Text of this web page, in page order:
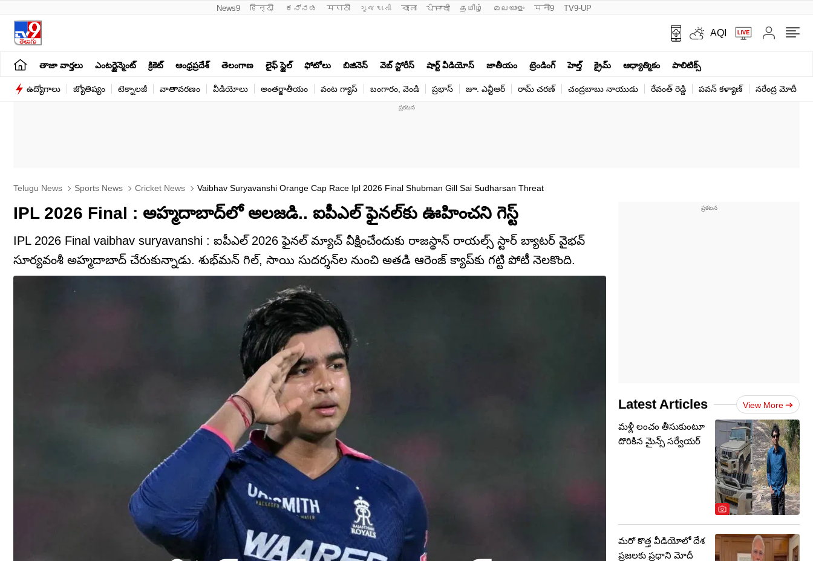
News9 हिन्दी ಕನ್ನಡ मराठी ગુજરાતી বাংলা ਪੰਜਾਬੀ தமிழ் മലയാളം मनी9 TV9-UP
AQI
తాజా వార్తలు ఎంటర్టైన్మెంట్ క్రికెట్ ఆంధ్రప్రదేశ్ తెలంగాణ లైఫ్ స్టైల్ ఫోటోలు బిజినెస్ వెబ్ స్టోరీస్ షార్ట్ వీడియోస్ జాతీయం ట్రెండింగ్ హెల్త్‌ క్రైమ్ ఆధ్యాత్మికం పాలిటిక్స్‌
ఉద్యోగాలు జ్యోతిష్యం టెక్నాలజీ వాతావరణం వీడియోలు అంతర్జాతీయం వంట గ్యాస్ బంగారం, వెండి ప్రభాస్ జూ. ఎన్టీఆర్ రామ్ చ‌ర‌ణ్‌ చంద్రబాబు నాయుడు రేవంత్ రెడ్డి పవన్ కళ్యాణ్ నరేంద్ర మోదీ
Telugu News Sports News Cricket News Vaibhav Suryavanshi Orange Cap Race Ipl 2026 Final Shubman Gill Sai Sudharsan Threat
IPL 2026 Final : అహ్మదాబాద్‌లో అలజడి.. ఐపీఎల్ ఫైనల్‌కు ఊహించని గెస్ట్
IPL 2026 Final vaibhav suryavanshi : ఐపీఎల్ 2026 ఫైనల్ మ్యాచ్ వీక్షించేందుకు రాజస్థాన్ రాయల్స్ స్టార్ బ్యాటర్ వైభవ్
సూర్యవంశీ అహ్మదాబాద్ చేరుకున్నాడు. శుభ్‌మన్ గిల్, సాయి సుదర్శన్‌ల నుంచి అతడి ఆరెంజ్ క్యాప్‌కు గట్టి పోటీ నెలకొంది.
Latest Articles View More
మళ్లీ లంచం తీసుకుంటూ
దొరికిన మైన్స్ సర్వేయర్
మరో కొత్త వీడియోలో దేశ
ప్రజలకు ప్రధాని మోదీ